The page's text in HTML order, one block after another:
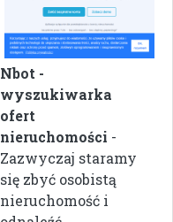
Nbot -
wyszukiwarka
ofert
nieruchomości -
Zazwyczaj staramy
się zbyć osobistą
nieruchomość i